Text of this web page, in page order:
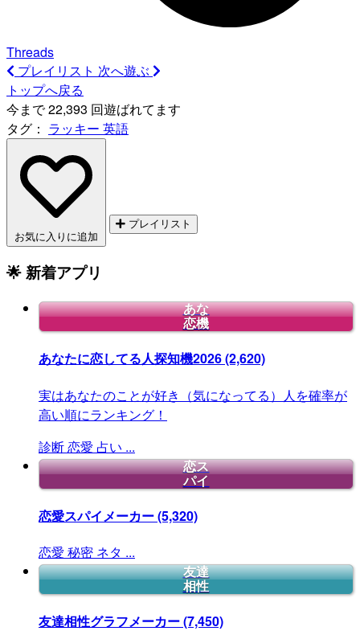
Threads
プレイリスト 次へ遊ぶ
トップへ戻る
今まで 22,393 回遊ばれてます
タグ： ラッキー 英語
お気に入りに追加
プレイリスト
🌟 新着アプリ
あな
恋機
あなたに恋してる人探知機2026(2,620)
実はあなたのことが好き（気になってる）人を確率が
高い順にランキング！
診断恋愛 占い ...
恋ス
パイ
恋愛スパイメーカー(5,320)
恋愛 秘密 ネタ ...
友達
相性
友達相性グラフメーカー(7,450)